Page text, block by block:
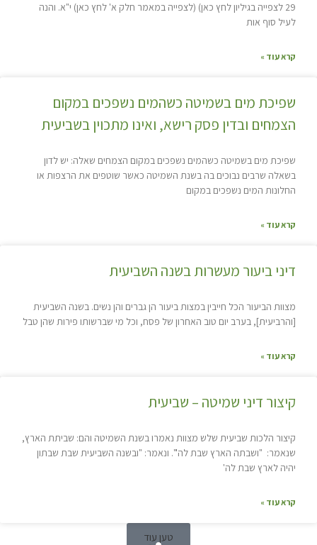
29 לצפייה בגיליון לחץ כאן) (לצפייה במאמר חלק א' לחץ כאן) י"א. והנה
לעיל סוף אות
קרא עוד »
שפיכת מים בשמיטה כשהמים נשפכים במקום
הצמחים ובדין פסק רישא, ואינו מתכוין בשביעית
שפיכת מים בשמיטה כשהמים נשפכים במקום הצמחים שאלה: יש לדון
בשאלה שרבים נבוכים בה בשנת השמיטה כאשר שוטפים את הרצפות או
החלונות המים נשפכים במקום
קרא עוד »
דיני ביעור מעשרות בשנה השביעית
מצוות הביעור הכל חייבין במצות ביעור הן גברים והן נשים. בשנה השביעית
[והרביעית], בערב יום טוב האחרון של פסח, וכל מי שברשותו פירות שהן טבל
קרא עוד »
קיצור דיני שמיטה – שביעית
קיצור הלכות שביעית שלש מצוות נאמרו בשנת השמיטה והם: שביתת הארץ,
שנאמר: "ושבתה הארץ שבת לה'". ונאמר: "ובשנה השביעית שבת שבתון
יהיה לארץ שבת לה'
קרא עוד »
טען עוד